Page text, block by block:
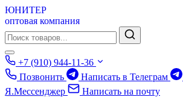
ЮНИТЕР
оптовая компания
+7 (910) 944-11-36
Позвонить
Написать в Телеграм
Я.Мессенджер
Написать на почту